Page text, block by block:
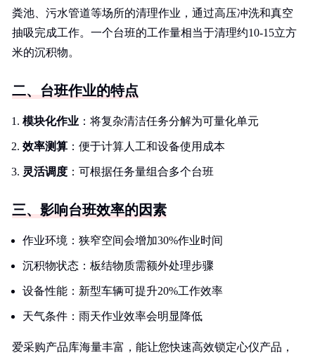
粪池、污水管道等场所的清理作业，通过高压冲洗和真空
抽吸完成工作。一个台班的工作量相当于清理约10-15立方
米的沉积物。
二、台班作业的特点
模块化作业 ：将复杂清洁任务分解为可量化单元
效率测算 ：便于计算人工和设备使用成本
灵活调度 ：可根据任务量组合多个台班
三、影响台班效率的因素
作业环境：狭窄空间会增加30%作业时间
沉积物状态：板结物质需额外处理步骤
设备性能：新型车辆可提升20%工作效率
天气条件：雨天作业效率会明显降低
爱采购产品库海量丰富，能让您快速高效锁定心仪产品，